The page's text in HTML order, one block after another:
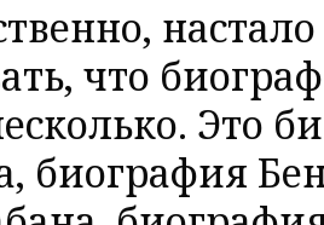
что
Это
биография